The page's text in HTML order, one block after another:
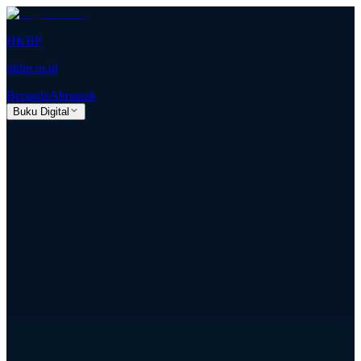
HKBP
hkbp.or.id
BerandaAlmanak
Buku Digital